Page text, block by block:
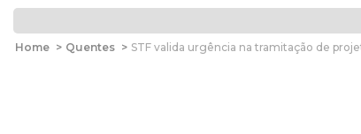
Home > Quentes > STF valida urgência na tramitação de